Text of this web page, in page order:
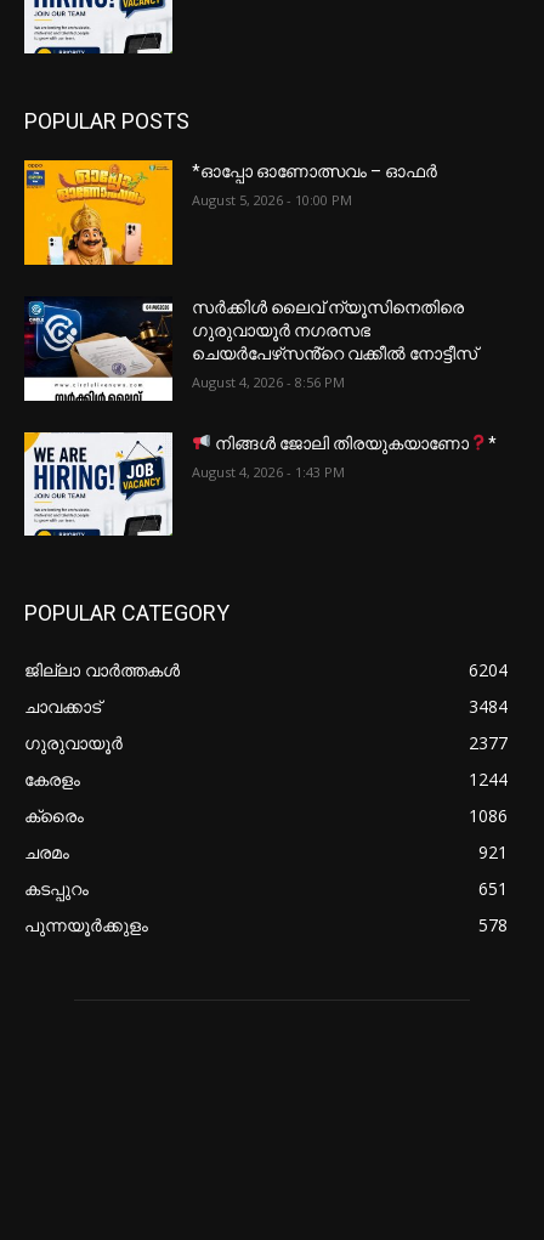
POPULAR POSTS
*ഓപ്പോ ഓണോത്സവം – ഓഫർ
August 5, 2026 - 10:00 PM
സർക്കിൾ ലൈവ് ന്യൂസിനെതിരെ
ഗുരുവായൂർ നഗരസഭ
ചെയർപേഴ്‌സൻ്റെ വക്കീൽ നോട്ടീസ്
August 4, 2026 - 8:56 PM
നിങ്ങൾ ജോലി തിരയുകയാണോ *
August 4, 2026 - 1:43 PM
POPULAR CATEGORY
ജില്ലാ വാർത്തകൾ
6204
ചാവക്കാട്
3484
ഗുരുവായൂർ
2377
കേരളം
1244
ക്രൈം
1086
ചരമം
921
കടപ്പുറം
651
പുന്നയൂർക്കുളം
578